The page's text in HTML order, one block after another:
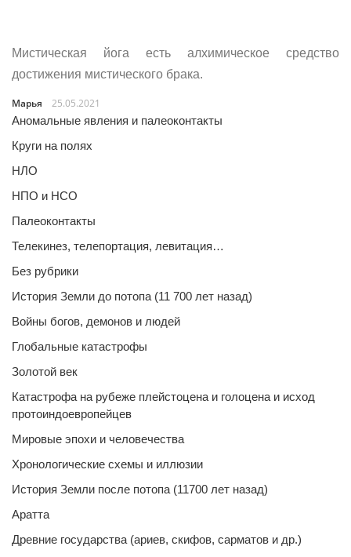
Мистическая йога есть алхимическое средство
достижения мистического брака.
Марья
25.05.2021
Аномальные явления и палеоконтакты
Круги на полях
НЛО
НПО и НСО
Палеоконтакты
Телекинез, телепортация, левитация…
Без рубрики
История Земли до потопа (11 700 лет назад)
Войны богов, демонов и людей
Глобальные катастрофы
Золотой век
Катастрофа на рубеже плейстоцена и голоцена и исход
протоиндоевропейцев
Мировые эпохи и человечества
Хронологические схемы и иллюзии
История Земли после потопа (11700 лет назад)
Аратта
Древние государства (ариев, скифов, сарматов и др.)